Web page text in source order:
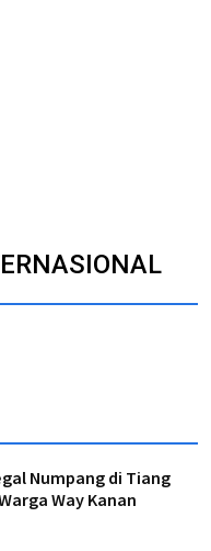
Numpang di Tiang
Way Kanan